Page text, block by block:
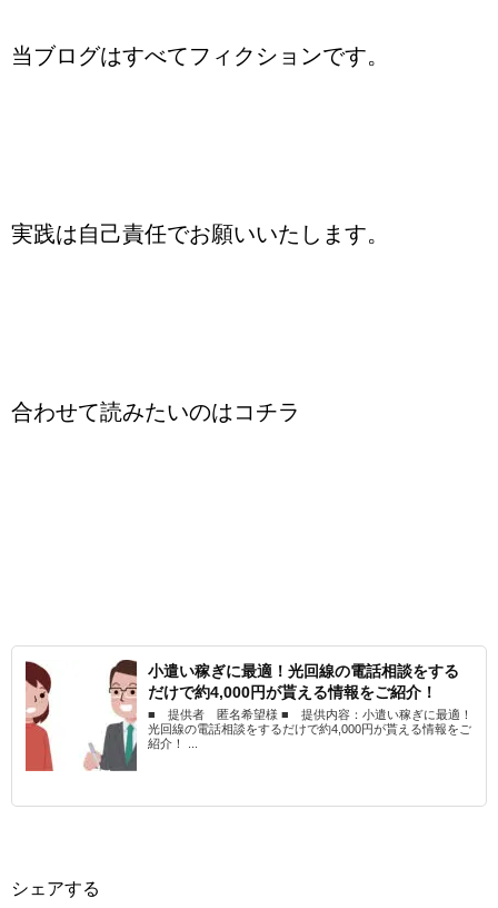
当ブログはすべてフィクションです。
実践は自己責任でお願いいたします。
合わせて読みたいのはコチラ
小遣い稼ぎに最適！光回線の電話相談をする
だけで約4,000円が貰える情報をご紹介！
■ 提供者 匿名希望様 ■ 提供内容：小遣い稼ぎに最適！
光回線の電話相談をするだけで約4,000円が貰える情報をご
紹介！ ...
シェアする